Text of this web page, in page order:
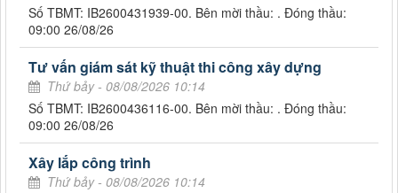
Số TBMT: IB2600431939-00. Bên mời thầu: . Đóng thầu:
09:00 26/08/26
Tư vấn giám sát kỹ thuật thi công xây dựng
Thứ bảy - 08/08/2026 10:14
Số TBMT: IB2600436116-00. Bên mời thầu: . Đóng thầu:
09:00 26/08/26
Xây lắp công trình
Thứ bảy - 08/08/2026 10:14